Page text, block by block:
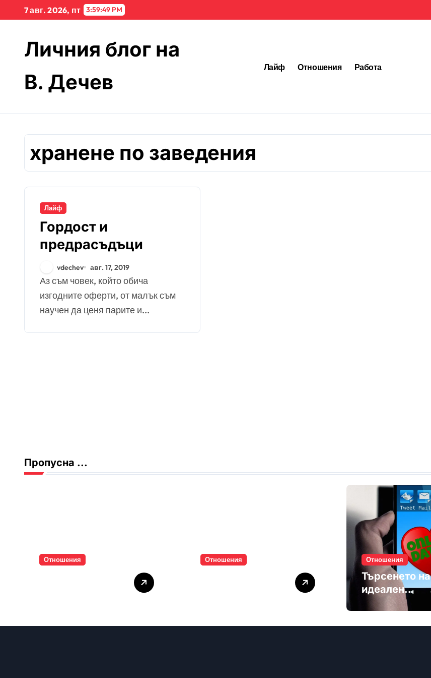
7 авг. 2026, пт 3:59:49 PM
Личния блог на
В. Дечев
Лайф Отношения Работа
хранене по заведения
Лайф
Гордост и
предрасъдъци
vdechev авг. 17, 2019
Аз съм човек, който обича
изгодните оферти, от малък съм
научен да ценя парите и...
Пропусна ...
Отношения Отношения Отношения
Търсенето на
идеален
партньор е